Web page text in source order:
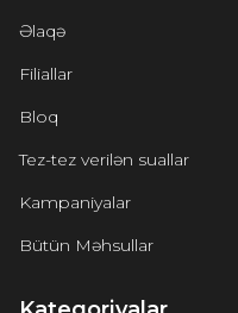
Əlaqə
Filiallar
Bloq
Tez-tez verilən suallar
Kampaniyalar
Bütün Məhsullar